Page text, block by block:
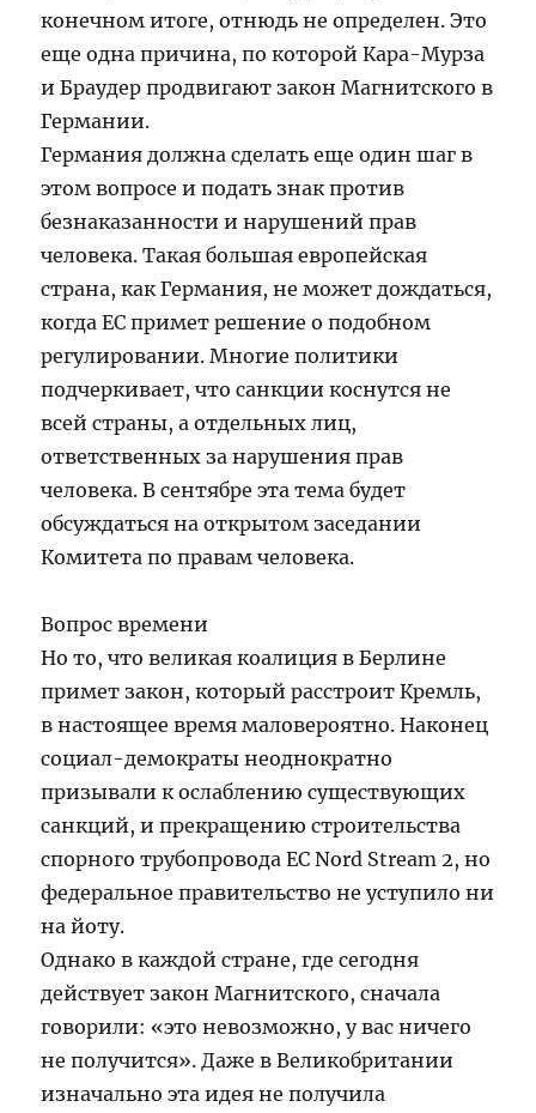
конечном итоге, отнюдь не определен. Это
еще одна причина, по которой Кара-Мурза
и Браудер продвигают закон Магнитского в
Германии.
Германия должна сделать еще один шаг в
этом вопросе и подать знак против
безнаказанности и нарушений прав
человека. Такая большая европейская
страна, как Германия, не может дождаться,
когда ЕС примет решение о подобном
регулировании. Многие политики
подчеркивает, что санкции коснутся не
всей страны, а отдельных лиц,
ответственных за нарушения прав
человека. В сентябре эта тема будет
обсуждаться на открытом заседании
Комитета по правам человека.
Вопрос времени
Но то, что великая коалиция в Берлине
примет закон, который расстроит Кремль,
в настоящее время маловероятно. Наконец
социал-демократы неоднократно
призывали к ослаблению существующих
санкций, и прекращению строительства
спорного трубопровода ЕС Nord Stream 2, но
федеральное правительство не уступило ни
на йоту.
Однако в каждой стране, где сегодня
действует закон Магнитского, сначала
говорили: «это невозможно, у вас ничего
не получится». Даже в Великобритании
изначально эта идея не получила